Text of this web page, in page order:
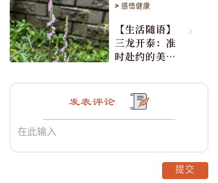
>感悟健康
【生活随语】
三龙开泰：准
时赴约的美丽
发表评论
提交